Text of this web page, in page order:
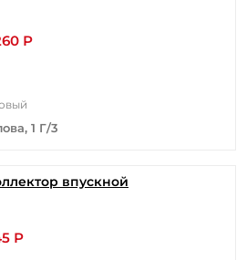
Р
1 Г/3
впускной
Р